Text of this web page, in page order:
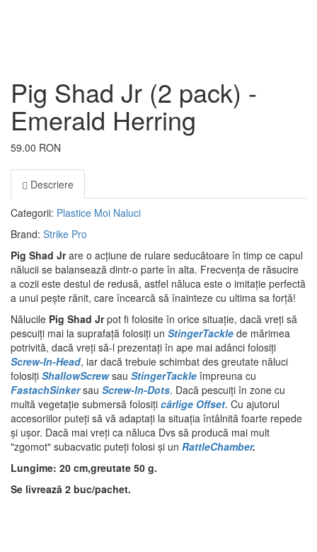
Pig Shad Jr (2 pack) -
Emerald Herring
59.00 RON
Descriere
Categorii: Plastice Moi Naluci
Brand: Strike Pro
Pig Shad Jrare o acțiune de rulare seducătoare în timp ce capul
nălucii se balansează dintr-o parte în alta. Frecvența de răsucire
a cozii este destul de redusă, astfel năluca este o imitație perfectă
a unui pește rănit, care încearcă să înainteze cu ultima sa forță!
Nălucile Pig Shad Jrpot fi folosite în orice situație, dacă vreți să
pescuiți mai la suprafață folosiți un StingerTackle de mărimea
potrivită, dacă vreți să-l prezentați în ape mai adânci folosiți
Screw-In-Head, iar dacă trebuie schimbat des greutate năluci
folosiți ShallowScrewsau StingerTackle împreuna cu
FastachSinkersau Screw-In-Dots. Dacă pescuiți în zone cu
multă vegetație submersă folosiți cârlige Offset. Cu ajutorul
accesoriilor puteți să vă adaptați la situația întâlnită foarte repede
și ușor. Dacă mai vreți ca năluca Dvs să producă mai mult
"zgomot" subacvatic puteți folosi și un RattleChamber.
Lungime: 20 cm,greutate 50 g.
Se livrează 2 buc/pachet.